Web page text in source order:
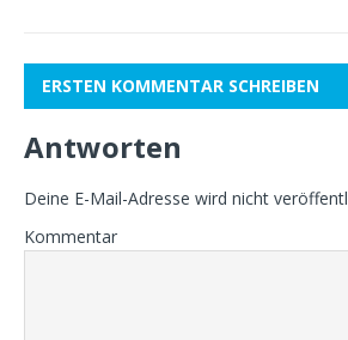
ERSTEN KOMMENTAR SCHREIBEN
Antworten
Deine E-Mail-Adresse wird nicht
Kommentar